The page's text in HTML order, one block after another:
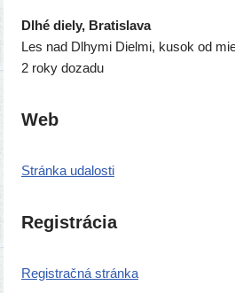
Dlhé die­ly, Bratislava
Les nad Dlhymi Dielmi, kusok od
2 roky dozadu
Web
Stránka uda­los­ti
Registrácia
Registračná strán­ka